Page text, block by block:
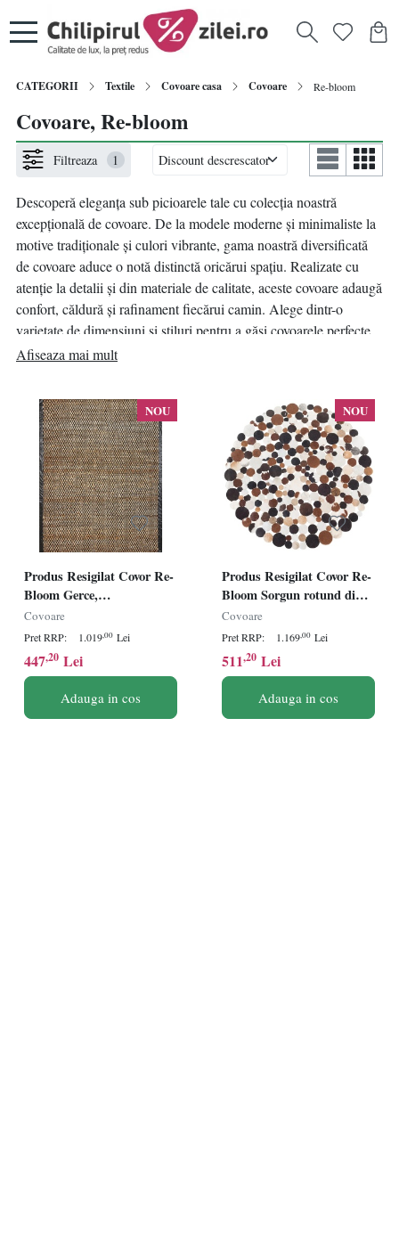
CATEGORII Textile Covoare casa Covoare Re-bloom
Covoare, Re-bloom
Filtreaza 1
Descoperă eleganța sub picioarele tale cu colecția noastră
excepțională de covoare. De la modele moderne și minimaliste la
motive tradiționale și culori vibrante, gama noastră diversificată
de covoare aduce o notă distinctă oricărui spațiu. Realizate cu
atenție la detalii și din materiale de calitate, aceste covoare adaugă
confort, căldură și rafinament fiecărui camin. Alege dintr-o
varietate de dimensiuni și stiluri pentru a găsi covoarele perfecte
care să reflecte personalitatea și gustul tău. Transformă-ți locuința
Afiseaza mai mult
NOU
Produs Resigilat Covor Re-
Bloom Gerce,
iuta/bumbac/piele, 140x200
cm, design atemporal,
maro/negru - Verificat A
Covoare
Pret RRP: 1.019,00 Lei
447,20 Lei
Adauga in cos
NOU
Produs Resigilat Covor Re-
Bloom Sorgun rotund din
piele de vaca, diametru 140
cm, model geometric,
suport pasla, maro/auriu -
Verificat A
Covoare
Pret RRP: 1.169,00 Lei
511,20 Lei
Adauga in cos